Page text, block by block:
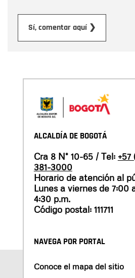
Sí, comentar aquí ❯
ALCALDÍA DE BOGOTÁ
Cra 8 N° 10-65 / Tel: +57
381-3000
Horario de atención al
Lunes a viernes de 7:00
4:30 p.m.
Código postal: 111711
NAVEGA POR PORTAL
Conoce el mapa del sitio